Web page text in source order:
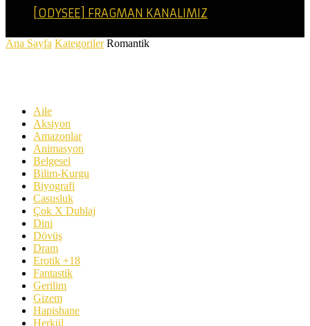
[ODYSEE] FRAGMAN KANALIMIZ
Ana Sayfa Kategoriler Romantik
Aile
Aksiyon
Amazonlar
Animasyon
Belgesel
Bilim-Kurgu
Biyografi
Casusluk
Çok X Dublaj
Dini
Dövüş
Dram
Erotik +18
Fantastik
Gerilim
Gizem
Hapishane
Herkül